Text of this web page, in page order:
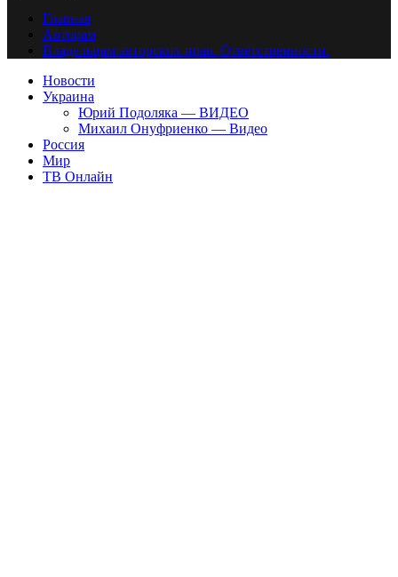
Главная
Авторам
Владельцам авторских прав. Ответственности.
Новости
Украина
Юрий Подоляка — ВИДЕО
Михаил Онуфриенко — Видео
Россия
Мир
ТВ Онлайн